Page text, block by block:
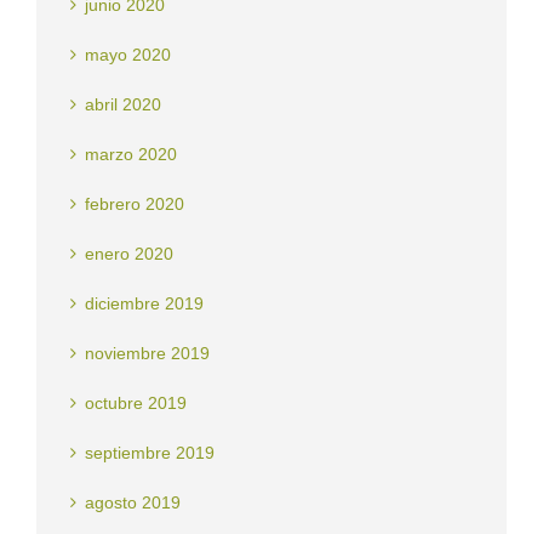
junio 2020
mayo 2020
abril 2020
marzo 2020
febrero 2020
enero 2020
diciembre 2019
noviembre 2019
octubre 2019
septiembre 2019
agosto 2019